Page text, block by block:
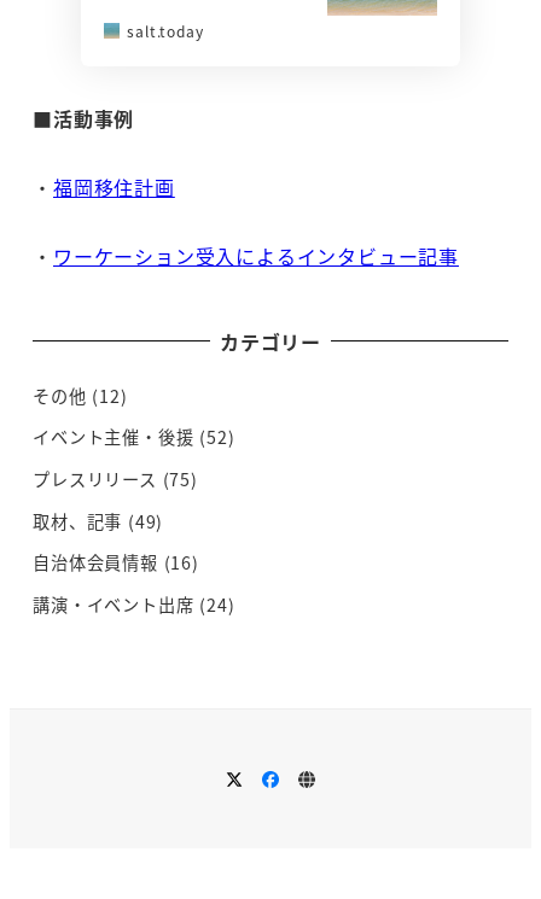
salt.today
■活動事例
・ 福岡移住計画
・ ワーケーション受入によるインタビュー記事
カテゴリー
その他 (12)
イベント主催・後援 (52)
プレスリリース (75)
取材、記事 (49)
自治体会員情報 (16)
講演・イベント出席 (24)